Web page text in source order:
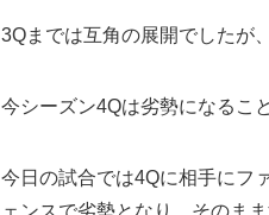
3Qまでは互角の展開でしたが
今シーズン4Qは劣勢になるこ
今日の試合では4Qに相手にフ
ェンスで劣勢となり、そのま